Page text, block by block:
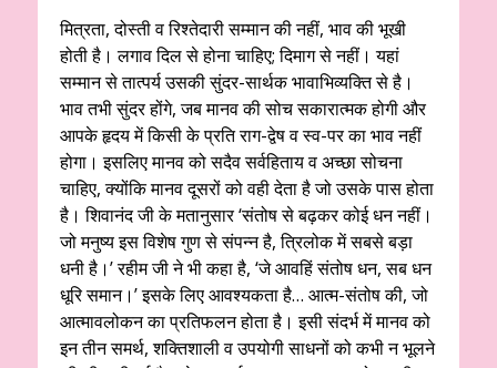
मित्रता, दोस्ती व रिश्तेदारी सम्मान की नहीं, भाव की भूखी
होती है। लगाव दिल से होना चाहिए; दिमाग से नहीं। यहां
सम्मान से तात्पर्य उसकी सुंदर-सार्थक भावाभिव्यक्ति से है।
भाव तभी सुंदर होंगे, जब मानव की सोच सकारात्मक होगी और
आपके हृदय में किसी के प्रति राग-द्वेष व स्व-पर का भाव नहीं
होगा। इसलिए मानव को सदैव सर्वहिताय व अच्छा सोचना
चाहिए, क्योंकि मानव दूसरों को वही देता है जो उसके पास होता
है। शिवानंद जी के मतानुसार ‘संतोष से बढ़कर कोई धन नहीं।
जो मनुष्य इस विशेष गुण से संपन्न है, त्रिलोक में सबसे बड़ा
धनी है।’ रहीम जी ने भी कहा है, ‘जे आवहिं संतोष धन, सब धन
धूरि समान।’ इसके लिए आवश्यकता है… आत्म-संतोष की, जो
आत्मावलोकन का प्रतिफलन होता है। इसी संदर्भ में मानव को
इन तीन समर्थ, शक्तिशाली व उपयोगी साधनों को कभी न भूलने